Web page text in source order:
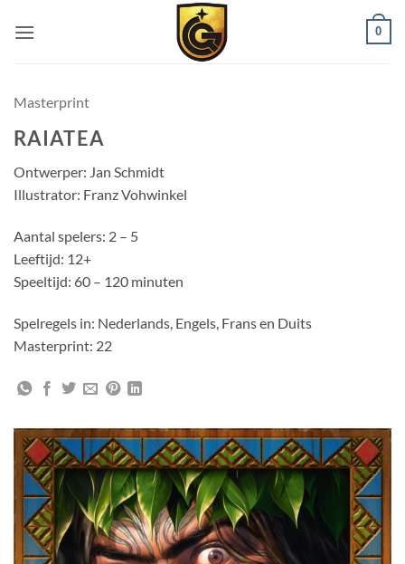
0
Masterprint
RAIATEA
Ontwerper: Jan Schmidt
Illustrator: Franz Vohwinkel
Aantal spelers: 2 – 5
Leeftijd: 12+
Speeltijd: 60 – 120 minuten
Spelregels in: Nederlands, Engels, Frans en Duits
Masterprint: 22